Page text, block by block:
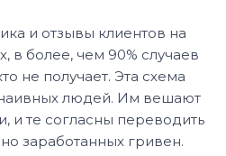
и отзывы клиентов на
в более, чем 90% случаев
не получает. Эта схема
людей. Им вешают
и те согласны переводить
заработанных гривен.